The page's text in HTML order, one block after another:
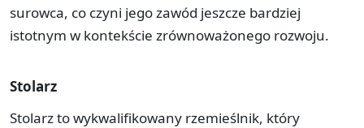
surowca, co czyni jego zawód jeszcze bardziej
istotnym w kontekście zrównoważonego rozwoju.
Stolarz
Stolarz to wykwalifikowany rzemieślnik, który